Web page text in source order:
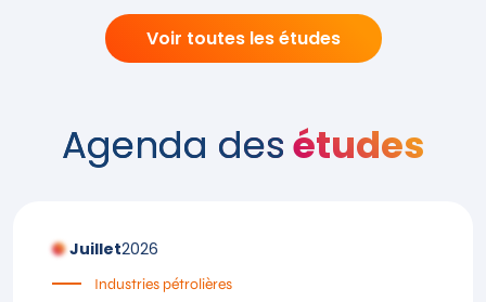
Voir toutes les études
Agenda desétudes
Juillet2026
Industries pétrolières